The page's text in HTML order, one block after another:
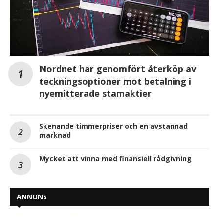
Nordnet har genomfört återköp av
teckningsoptioner mot betalning i
nyemitterade stamaktier
Skenande timmerpriser och en avstannad
marknad
Mycket att vinna med finansiell rådgivning
ANNONS